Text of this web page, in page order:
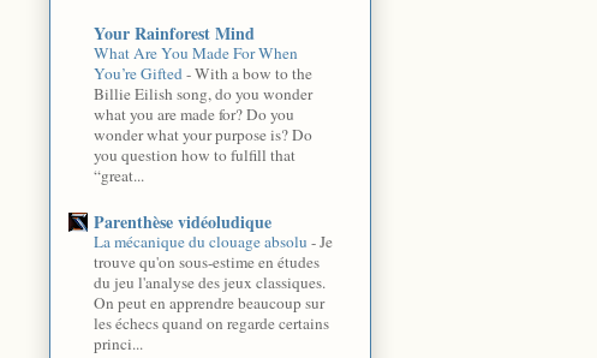
Your Rainforest Mind
What Are You Made For When
You’re Gifted-With a bow to the
Billie Eilish song, do you wonder
what you are made for? Do you
wonder what your purpose is? Do
you question how to fulfill that
“great...
Parenthèse vidéoludique
La mécanique du clouage absolu -Je
trouve qu'on sous-estime en études
du jeu l'analyse des jeux classiques.
On peut en apprendre beaucoup sur
les échecs quand on regarde certains
princi...